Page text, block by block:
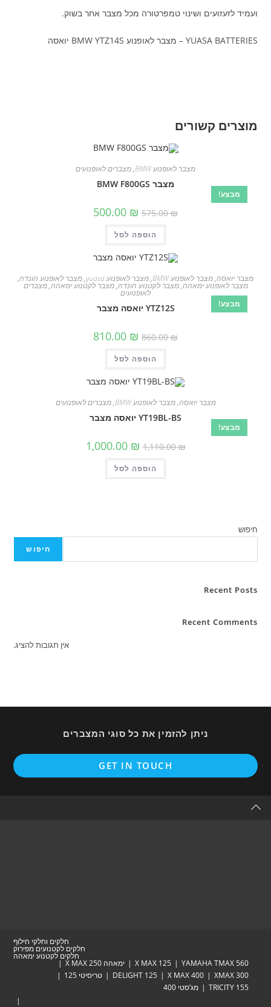
ועמיד לזעזועים ושינוי טמפרטורה מכל מצבר אחר בשוק.
YUASA BATTERIES – מצבר לאופנוע BMW YTZ14S יואסה
מוצרים קשורים
מבצע!
מצבר לאופנוע BMW ,מצברים לאופנועים
מצבר BMW F800GS
575.00₪ המחיר
המקורי
היה:
575.00 ₪.
500.00 ₪
הוספה לסל
מבצע!
מצבר יואסה,מצבר לאופנוע BMW ,מצבר לאופנוע yuasa ,מצבר לאופנוע הונדה,
מצבר לאופנוע ימאהה,מצבר לקטנוע הונדה,מצבר לקטנוע ימאהה,מצברים
לאופנועים
YTZ12S יואסה מצבר
860.00₪ המחיר
המקורי
היה:
860.00 ₪.
810.00 ₪
הוספה לסל
מבצע!
מצבר יואסה,מצבר לאופנוע BMW ,מצברים לאופנועים
YT19BL-BS יואסה מצבר
1,110.00₪ המחיר
המקורי
היה:
1,110.00 ₪.
1,000.00 ₪
הוספה לסל
חיפוש
חיפוש
Recent Posts
Recent Comments
אין תגובות להציג.
ניתן להזמין את כל סוגי המצברים
GET IN TOUCH
חלקים וחלקי חילוף
חלקים לקטנועים מפירוק
חלקים לקטנוע ימאהה
YAMAHA TMAX 560
X MAX 125
ימאהה X MAX 250
XMAX 300
X MAX 400
DELIGHT 125
טריסיטי 125
TRICITY 155
מג’סטי 400